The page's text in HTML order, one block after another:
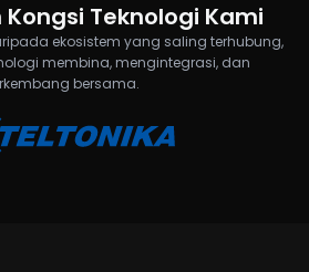
Kongsi Teknologi Kami
ekosistem yang saling terhubung,
membina, mengintegrasi, dan
bersama.